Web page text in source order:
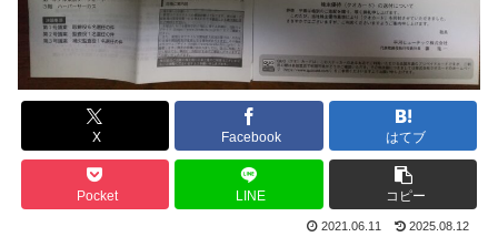
X Facebook はてブ
Pocket LINE コピー
2021.06.11 2025.08.12